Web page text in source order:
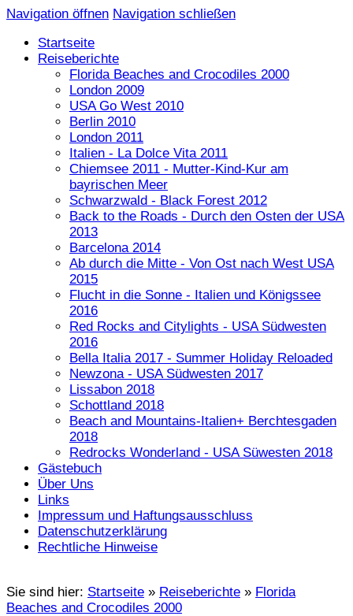
Navigation öffnen Navigation schließen
Startseite
Reiseberichte
Florida Beaches and Crocodiles 2000
London 2009
USA Go West 2010
Berlin 2010
London 2011
Italien - La Dolce Vita 2011
Chiemsee 2011 - Mutter-Kind-Kur am
bayrischen Meer
Schwarzwald - Black Forest 2012
Back to the Roads - Durch den Osten der USA
2013
Barcelona 2014
Ab durch die Mitte - Von Ost nach West USA
2015
Flucht in die Sonne - Italien und Königssee
2016
Red Rocks and Citylights - USA Südwesten
2016
Bella Italia 2017 - Summer Holiday Reloaded
Newzona - USA Südwesten 2017
Lissabon 2018
Schottland 2018
Beach and Mountains-Italien+ Berchtesgaden
2018
Redrocks Wonderland - USA Süwesten 2018
Gästebuch
Über Uns
Links
Impressum und Haftungsausschluss
Datenschutzerklärung
Rechtliche Hinweise
Sie sind hier: Startseite » Reiseberichte » Florida
Beaches and Crocodiles 2000